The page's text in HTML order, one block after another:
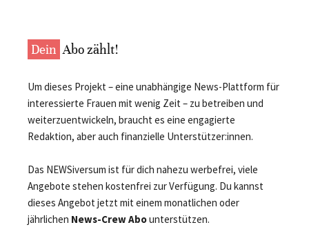
Dein Abo zählt!
Um dieses Projekt – eine unabhängige News-Plattform für
interessierte Frauen mit wenig Zeit – zu betreiben und
weiterzuentwickeln, braucht es eine engagierte
Redaktion, aber auch finanzielle Unterstützer:innen.
Das NEWSiversum ist für dich nahezu werbefrei, viele
Angebote stehen kostenfrei zur Verfügung. Du kannst
dieses Angebot jetzt mit einem monatlichen oder
jährlichen News-Crew Abounterstützen.